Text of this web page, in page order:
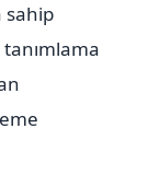
sahip